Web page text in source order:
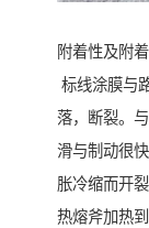
附着性及附
标线涂膜与
落，断裂。
滑与制动很
胀冷缩而开
热熔斧加热